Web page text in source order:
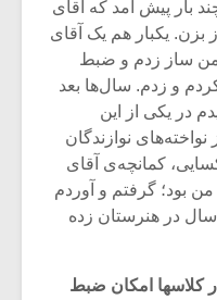
بار پیش آمد که آقای
بزن. یکبار هم یک آقای
من ساز زدم و ضبط
و زدم. سال‌ها بعد
در یکی از این
از نواخته‌های نوازندگان
کمانچه‌ی آقای
بود؛ گرفتم و آوردم
در هنرستان زده‌
در کلاسها امکان ضبط